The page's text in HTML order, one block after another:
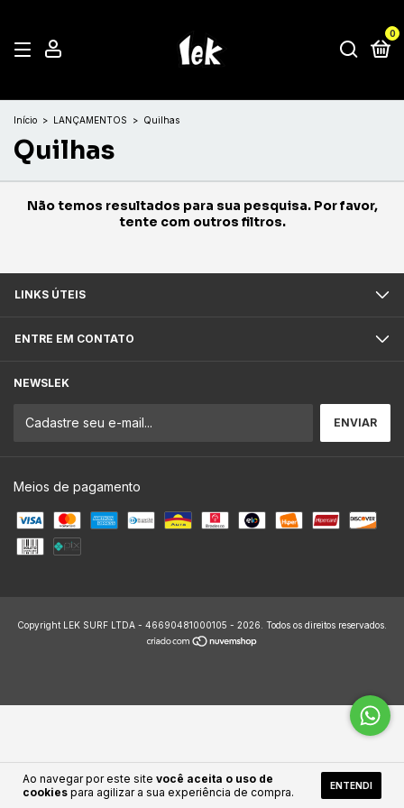
0
Ao navegar por este site você aceita o uso de
cookies para agilizar a sua experiência de compra. ENTENDI
Início > LANÇAMENTOS > Quilhas
Quilhas
Não temos resultados para sua pesquisa. Por favor,
tente com outros filtros.
LINKS ÚTEIS
ENTRE EM CONTATO
NEWSLEK
Meios de pagamento
Copyright LEK SURF LTDA - 46690481000105 - 2026. Todos os direitos reservados.